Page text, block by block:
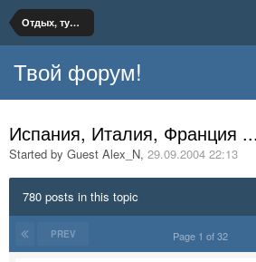
Отдых, туризм, путешествия
Твой форум!
Испания, Италия, Франция
Started by Guest Alex_N, 29.09.2004 22:13
780 posts in this topic
PREV Page 1 of 32